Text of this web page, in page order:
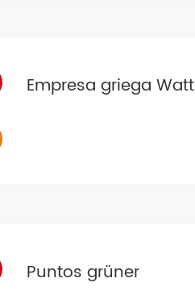
Empresa griega Watt
Puntos grüner